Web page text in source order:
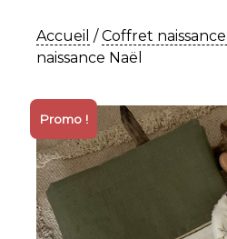
Accueil /Coffret
naissance Naël
Promo !